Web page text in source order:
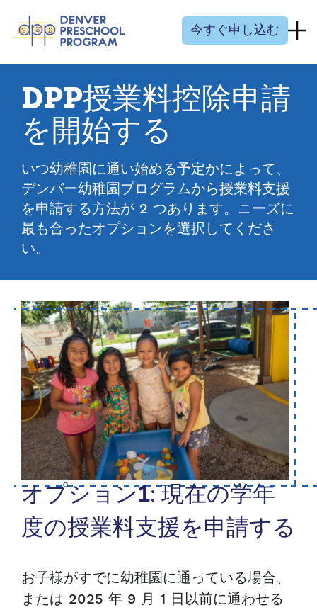
今すぐ申し込む
DPP授業料控除申請
を開始する
いつ幼稚園に通い始める予定かによって、
デンバー幼稚園プログラムから授業料支援
を申請する方法が 2 つあります。ニーズに
最も合ったオプションを選択してくださ
い。
オプション1: 現在の学年
度の授業料支援を申請する
お子様がすでに幼稚園に通っている場合、
または 2025 年 9 月 1 日以前に通わせる